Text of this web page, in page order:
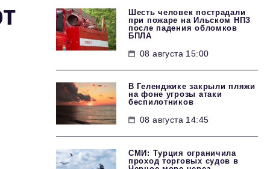
Шесть человек пострадали
при пожаре на Ильском НПЗ
после падения обломков
БПЛА
08 августа 15:00
В Геленджике закрыли пляжи
на фоне угрозы атаки
беспилотников
08 августа 14:45
СМИ: Турция ограничила
проход торговых судов в